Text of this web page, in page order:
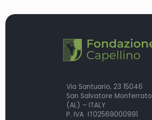
Via Santuario, 23 15046
San Salvatore Monferrato
(AL) – ITALY
P. IVA IT02569000991